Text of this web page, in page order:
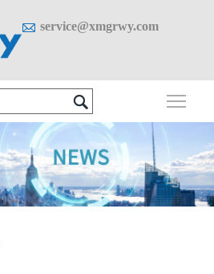
 service@xmgrwy.com
 मुख्य